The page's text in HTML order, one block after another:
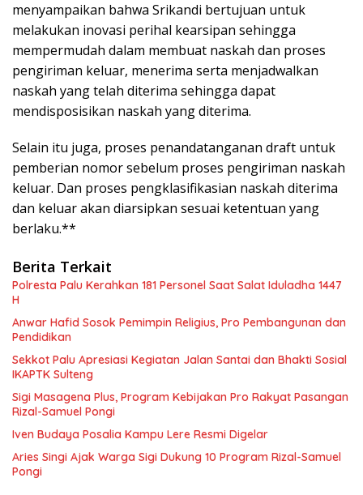
menyampaikan bahwa Srikandi bertujuan untuk
melakukan inovasi perihal kearsipan sehingga
mempermudah dalam membuat naskah dan proses
pengiriman keluar, menerima serta menjadwalkan
naskah yang telah diterima sehingga dapat
mendisposisikan naskah yang diterima.
Selain itu juga, proses penandatanganan draft untuk
pemberian nomor sebelum proses pengiriman naskah
keluar. Dan proses pengklasifikasian naskah diterima
dan keluar akan diarsipkan sesuai ketentuan yang
berlaku.**
Berita Terkait
Polresta Palu Kerahkan 181 Personel Saat Salat Iduladha 1447
H
Anwar Hafid Sosok Pemimpin Religius, Pro Pembangunan dan
Pendidikan
Sekkot Palu Apresiasi Kegiatan Jalan Santai dan Bhakti Sosial
IKAPTK Sulteng
Sigi Masagena Plus, Program Kebijakan Pro Rakyat Pasangan
Rizal-Samuel Pongi
Iven Budaya Posalia Kampu Lere Resmi Digelar
Aries Singi Ajak Warga Sigi Dukung 10 Program Rizal-Samuel
Pongi